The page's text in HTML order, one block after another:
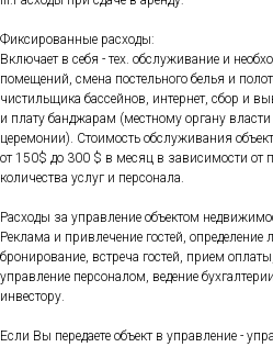
Фиксированные расходы:
Включает в себя - тех. обслуживание и
помещений, смена постельного белья и
чистильщика бассейнов, интернет, сбор и
и плату банджарам (местному органу
церемонии). Стоимость обслуживания
от 150$ до 300 $ в месяц в зависимости от
количества услуг и персонала.
Расходы за управление объектом
Реклама и привлечение гостей,
бронирование, встреча гостей, прием
управление персоналом, ведение
инвестору.
Если Вы передаете объект в управление -